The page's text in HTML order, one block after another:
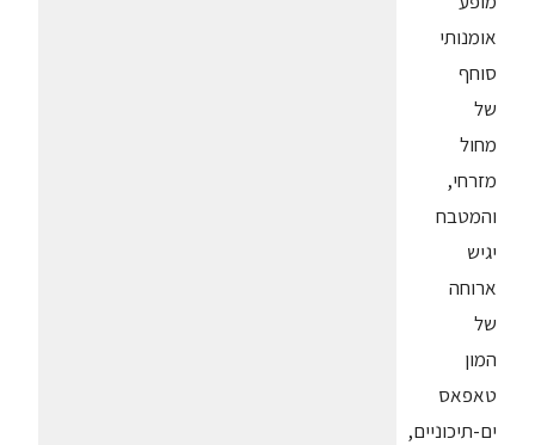
אומנותי
סוחף
של
מחול
מזרחי,
והמטבח
יגיש
ארוחה
של
המון
טאפאס
ים-תיכוניים,